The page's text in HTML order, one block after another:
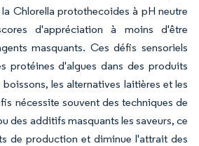
Chlorella protothecoides à pH neutre
d'appréciation à moins d'être
masquants. Ces défis sensoriels
protéines d'algues dans des produits
les alternatives laitières et les
nécessite souvent des techniques de
des additifs masquants les saveurs, ce
de production et diminue l'attrait des